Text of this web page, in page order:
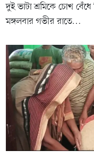
দুই ভাটা শ্রমিকে চোখ
মঙ্গলবার গভীর রাতে…